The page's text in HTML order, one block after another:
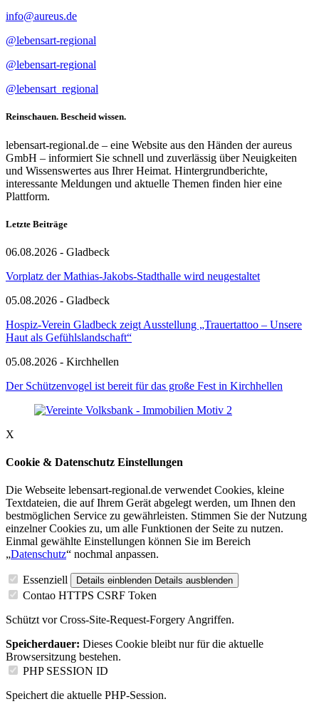
info@aureus.de
@lebensart-regional
@lebensart-regional
@lebensart_regional
Reinschauen. Bescheid wissen.
lebensart-regional.de – eine Website aus den Händen der aureus
GmbH – informiert Sie schnell und zuverlässig über Neuigkeiten
und Wissenswertes aus Ihrer Heimat. Hintergrundberichte,
interessante Meldungen und aktuelle Themen finden hier eine
Plattform.
Letzte Beiträge
06.08.2026 - Gladbeck
Vorplatz der Mathias-Jakobs-Stadthalle wird neugestaltet
05.08.2026 - Gladbeck
Hospiz-Verein Gladbeck zeigt Ausstellung „Trauertattoo – Unsere
Haut als Gefühlslandschaft“
05.08.2026 - Kirchhellen
Der Schützenvogel ist bereit für das große Fest in Kirchhellen
X
Cookie & Datenschutz Einstellungen
Die Webseite lebensart-regional.de verwendet Cookies, kleine
Textdateien, die auf Ihrem Gerät abgelegt werden, um Ihnen den
bestmöglichen Service zu gewährleisten. Stimmen Sie der Nutzung
einzelner Cookies zu, um alle Funktionen der Seite zu nutzen.
Einmal gewählte Einstellungen können Sie im Bereich
„Datenschutz“ nochmal anpassen.
Essenziell Details einblenden Details ausblenden
Contao HTTPS CSRF Token
Schützt vor Cross-Site-Request-Forgery Angriffen.
Speicherdauer: Dieses Cookie bleibt nur für die aktuelle
Browsersitzung bestehen.
PHP SESSION ID
Speichert die aktuelle PHP-Session.